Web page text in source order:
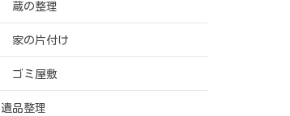
蔵の整理
家の片付け
ゴミ屋敷
遺品整理